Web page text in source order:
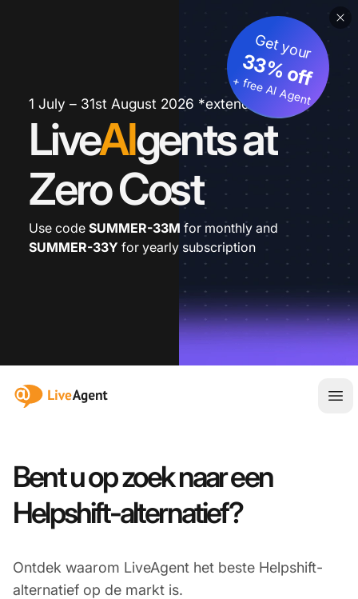
1 July – 31st August 2026 *extended
LiveAIgents at
Zero Cost
Get your
33% off
+ free AI Agent
Use code SUMMER-33M for monthly and
SUMMER-33Y for yearly subscription
:site.title
Bent u op zoek naar een
Helpshift-alternatief?
Ontdek waarom LiveAgent het beste Helpshift-
alternatief op de markt is.